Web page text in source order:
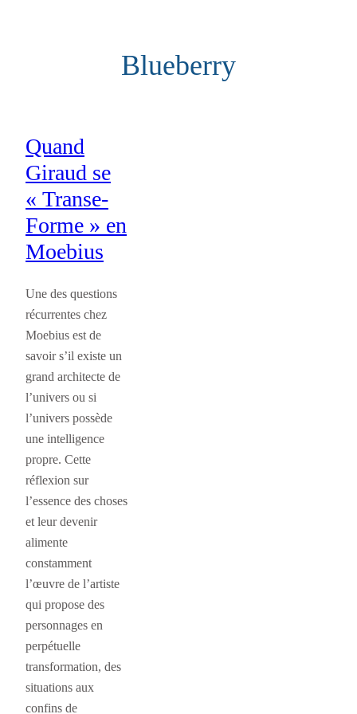
Blueberry
Quand
Giraud se
« Transe-
Forme » en
Moebius
Une des questions
récurrentes chez
Moebius est de
savoir s’il existe un
grand architecte de
l’univers ou si
l’univers possède
une intelligence
propre. Cette
réflexion sur
l’essence des choses
et leur devenir
alimente
constamment
l’œuvre de l’artiste
qui propose des
personnages en
perpétuelle
transformation, des
situations aux
confins de